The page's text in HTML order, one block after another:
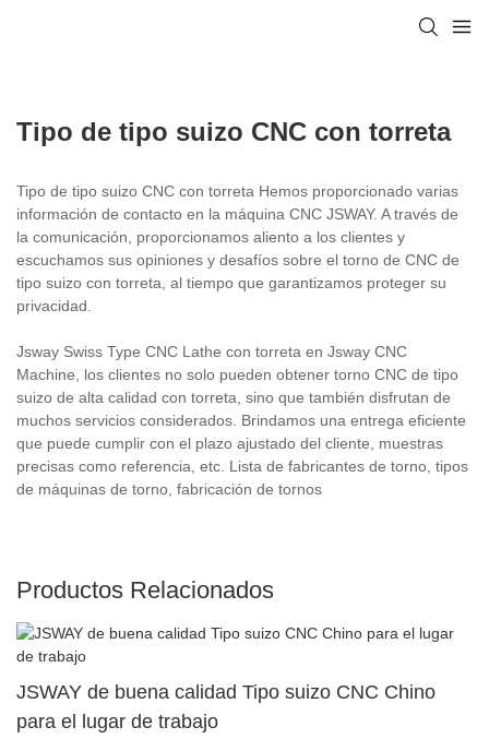
Tipo de tipo suizo CNC con torreta
Tipo de tipo suizo CNC con torreta Hemos proporcionado varias
información de contacto en la máquina CNC JSWAY. A través de
la comunicación, proporcionamos aliento a los clientes y
escuchamos sus opiniones y desafíos sobre el torno de CNC de
tipo suizo con torreta, al tiempo que garantizamos proteger su
privacidad.
Jsway Swiss Type CNC Lathe con torreta en Jsway CNC
Machine, los clientes no solo pueden obtener torno CNC de tipo
suizo de alta calidad con torreta, sino que también disfrutan de
muchos servicios considerados. Brindamos una entrega eficiente
que puede cumplir con el plazo ajustado del cliente, muestras
precisas como referencia, etc. Lista de fabricantes de torno, tipos
de máquinas de torno, fabricación de tornos
Productos Relacionados
JSWAY de buena calidad Tipo suizo CNC Chino
para el lugar de trabajo